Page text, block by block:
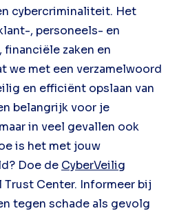
cybercriminaliteit. Het
, personeels- en
zaken en
we met een verzamelwoord
en efficiënt opslaan van
belangrijk voor je
in veel gevallen ook
is het met jouw
Doe de CyberVeilig
Center. Informeer bij
tegen schade als gevolg